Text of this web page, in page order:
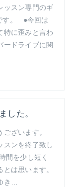
ッスン専門のギ
す。 ●今回は
特に歪みと言わ
ードライブに関
した。
ざいます。
スンを終了致し
間を少し短く
は思います。
き…